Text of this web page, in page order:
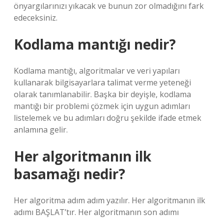
önyargılarınızı yıkacak ve bunun zor olmadığını fark
edeceksiniz.
Kodlama mantığı nedir?
Kodlama mantığı, algoritmalar ve veri yapıları
kullanarak bilgisayarlara talimat verme yeteneği
olarak tanımlanabilir. Başka bir deyişle, kodlama
mantığı bir problemi çözmek için uygun adımları
listelemek ve bu adımları doğru şekilde ifade etmek
anlamına gelir.
Her algoritmanın ilk
basamağı nedir?
Her algoritma adım adım yazılır. Her algoritmanın ilk
adımı BAŞLAT’tır. Her algoritmanın son adımı